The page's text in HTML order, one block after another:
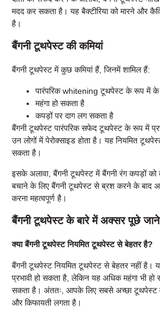
मदद कर सकता है। यह बैक्टीरिया को मारने और
है।
बैंगनी टूथपेस्ट की कमियां
बैंगनी टूथपेस्ट में कुछ कमियां हैं, जिनमें शामिल हैं:
पारंपरिक whitening टूथपेस्ट के रूप में के
महंगा हो सकता है
कपड़ों पर दाग लग सकता है
बैंगनी टूथपेस्ट पारंपरिक सफेद टूथपेस्ट के रूप में
उन लोगों में पेरोक्साइड होता है। यह नियमित
सकता है।
इसके अलावा, बैंगनी टूथपेस्ट में बैंगनी रंग कपड़ों को
बचाने के लिए बैंगनी टूथपेस्ट से ब्रश करने के बाद
करना महत्वपूर्ण है।
बैंगनी टूथपेस्ट के बारे में अक्सर पूछे जाने
क्या बैंगनी टूथपेस्ट नियमित टूथपेस्ट से बेहतर है?
बैंगनी टूथपेस्ट नियमित टूथपेस्ट से बेहतर नहीं है।
प्रभावी हो सकता है, लेकिन यह अधिक महंगा भी
सकता है। अंततः, आपके लिए सबसे अच्छा टूथपेस्ट
और किफायती लगता है।